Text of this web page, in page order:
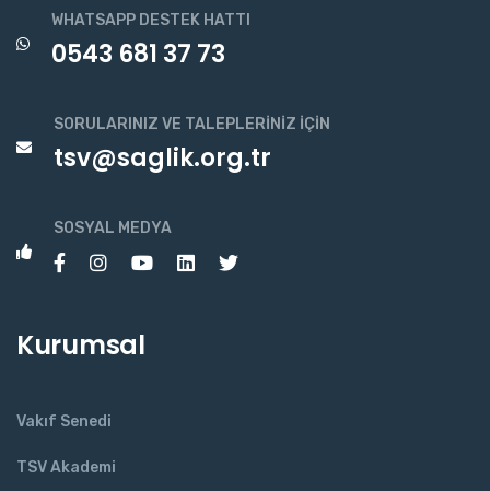
WHATSAPP DESTEK HATTI
0543 681 37 73
SORULARINIZ VE TALEPLERINIZ İÇIN
tsv@saglik.org.tr
SOSYAL MEDYA
Kurumsal
Vakıf Senedi
TSV Akademi